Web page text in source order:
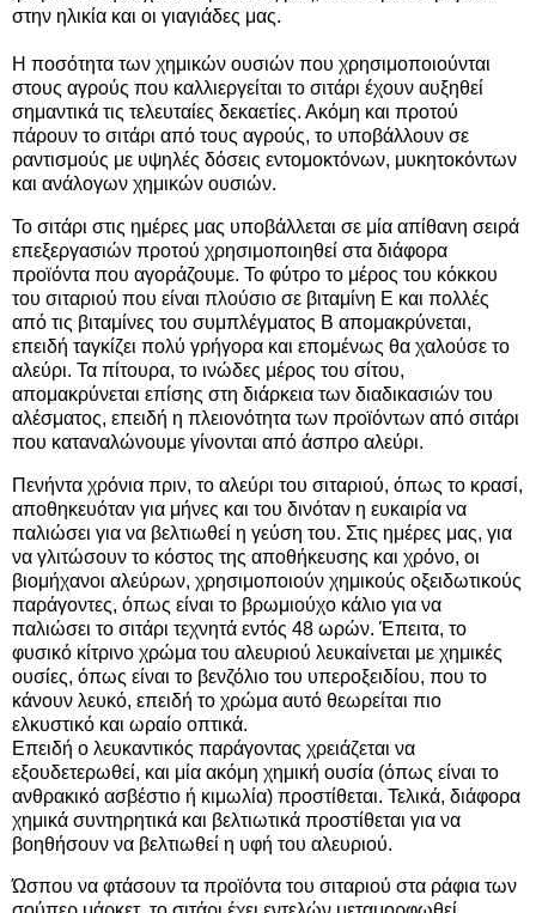
στην ηλικία και οι γιαγιάδες μας.
Η ποσότητα των χημικών ουσιών που χρησιμοποιούνται
στους αγρούς που καλλιεργείται το σιτάρι έχουν αυξηθεί
σημαντικά τις τελευταίες δεκαετίες. Ακόμη και προτού
πάρουν το σιτάρι από τους αγρούς, το υποβάλλουν σε
ραντισμούς με υψηλές δόσεις εντομοκτόνων, μυκητοκόντων
και ανάλογων χημικών ουσιών.
Το σιτάρι στις ημέρες μας υποβάλλεται σε μία απίθανη σειρά
επεξεργασιών προτού χρησιμοποιηθεί στα διάφορα
προϊόντα που αγοράζουμε. Το φύτρο το μέρος του κόκκου
του σιταριού που είναι πλούσιο σε βιταμίνη Ε και πολλές
από τις βιταμίνες του συμπλέγματος Β απομακρύνεται,
επειδή ταγκίζει πολύ γρήγορα και επομένως θα χαλούσε το
αλεύρι. Τα πίτουρα, το ινώδες μέρος του σίτου,
απομακρύνεται επίσης στη διάρκεια των διαδικασιών του
αλέσματος, επειδή η πλειονότητα των προϊόντων από σιτάρι
που καταναλώνουμε γίνονται από άσπρο αλεύρι.
Πενήντα χρόνια πριν, το αλεύρι του σιταριού, όπως το κρασί,
αποθηκευόταν για μήνες και του δινόταν η ευκαιρία να
παλιώσει για να βελτιωθεί η γεύση του. Στις ημέρες μας, για
να γλιτώσουν το κόστος της αποθήκευσης και χρόνο, οι
βιομήχανοι αλεύρων, χρησιμοποιούν χημικούς οξειδωτικούς
παράγοντες, όπως είναι το βρωμιούχο κάλιο για να
παλιώσει το σιτάρι τεχνητά εντός 48 ωρών. Έπειτα, το
φυσικό κίτρινο χρώμα του αλευριού λευκαίνεται με χημικές
ουσίες, όπως είναι το βενζόλιο του υπεροξειδίου, που το
κάνουν λευκό, επειδή το χρώμα αυτό θεωρείται πιο
ελκυστικό και ωραίο οπτικά.
Επειδή ο λευκαντικός παράγοντας χρειάζεται να
εξουδετερωθεί, και μία ακόμη χημική ουσία (όπως είναι το
ανθρακικό ασβέστιο ή κιμωλία) προστίθεται. Τελικά, διάφορα
χημικά συντηρητικά και βελτιωτικά προστίθεται για να
βοηθήσουν να βελτιωθεί η υφή του αλευριού.
Ώσπου να φτάσουν τα προϊόντα του σιταριού στα ράφια των